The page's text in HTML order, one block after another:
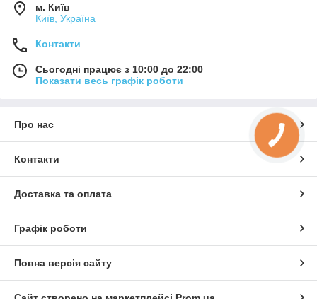
м. Київ
Київ, Україна
Контакти
Сьогодні працює з 10:00 до 22:00
Показати весь графік роботи
Про нас
Контакти
Доставка та оплата
Графік роботи
Повна версія сайту